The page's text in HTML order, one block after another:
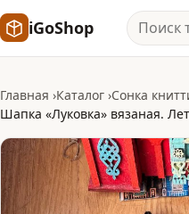
iGoShop
Главная Каталог Сонка
Шапка «Луковка» вязаная.